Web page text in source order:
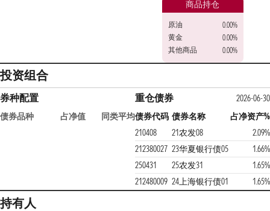
商品持仓
原油
0.00%
黄金
0.00%
其他商品
0.00%
投资组合
券种配置
债券品种 占净值 同类平均
重仓债券
2026-06-30
债券代码 债券名称
占净资产%
210408
21农发08
2.09%
212380027 23华夏银行债05
1.66%
250431
25农发31
1.65%
212480009 24上海银行债01 1.65%
持有人